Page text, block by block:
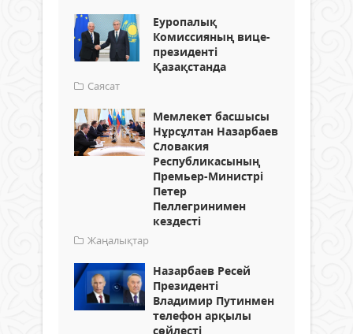
Еуропалық
Комиссияның вице-
президенті
Қазақстанда
Саясат
Мемлекет басшысы
Нұрсұлтан Назарбаев
Словакия
Республикасының
Премьер-Министрі
Петер
Пеллегринимен
кездесті
Жаңалықтар
Назарбаев Ресей
Президенті
Владимир Путинмен
телефон арқылы
сөйлесті